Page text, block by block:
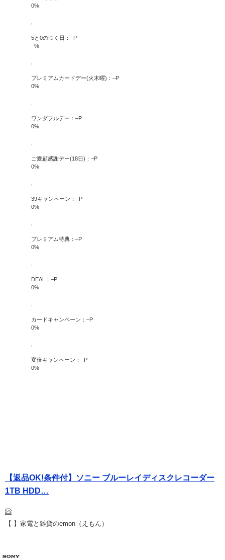
0%
5と0のつく日： –P
–%
プレミアムカードデー(火木曜)： –P
0%
ワンダフルデー： –P
0%
ご愛顧感謝デー(18日)： –P
0%
39キャンペーン： –P
0%
プレミアム特典： –P
0%
DEAL： –P
0%
カードキャンペーン： –P
0%
変倍キャンペーン： –P
0%
【返品OK!条件付】ソニー ブルーレイディスクレコーダー
1TB HDD…
【-】家電と雑貨のemon（えもん）